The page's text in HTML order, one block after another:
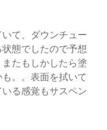
て、ダウンチュー
態でしたので予想
たもしかしたら塗
。。表面を拭いて
る感覚もサスペン